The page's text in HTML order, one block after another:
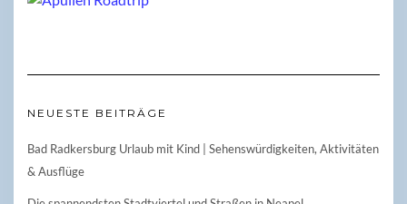
NEUESTE BEITRÄGE
Bad Radkersburg Urlaub mit Kind | Sehenswürdigkeiten, Aktivitäten
& Ausflüge